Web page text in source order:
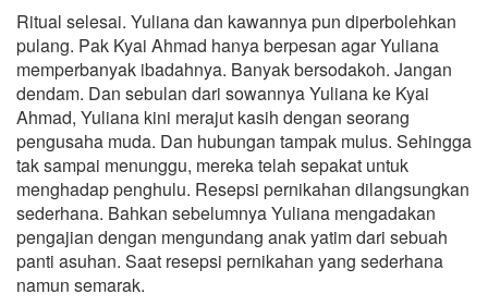
Ritual selesai. Yuliana dan kawannya pun diperbolehkan
pulang. Pak Kyai Ahmad hanya berpesan agar Yuliana
memperbanyak ibadahnya. Banyak bersodakoh. Jangan
dendam. Dan sebulan dari sowannya Yuliana ke Kyai
Ahmad, Yuliana kini merajut kasih dengan seorang
pengusaha muda. Dan hubungan tampak mulus. Sehingga
tak sampai menunggu, mereka telah sepakat untuk
menghadap penghulu. Resepsi pernikahan dilangsungkan
sederhana. Bahkan sebelumnya Yuliana mengadakan
pengajian dengan mengundang anak yatim dari sebuah
panti asuhan. Saat resepsi pernikahan yang sederhana
namun semarak.